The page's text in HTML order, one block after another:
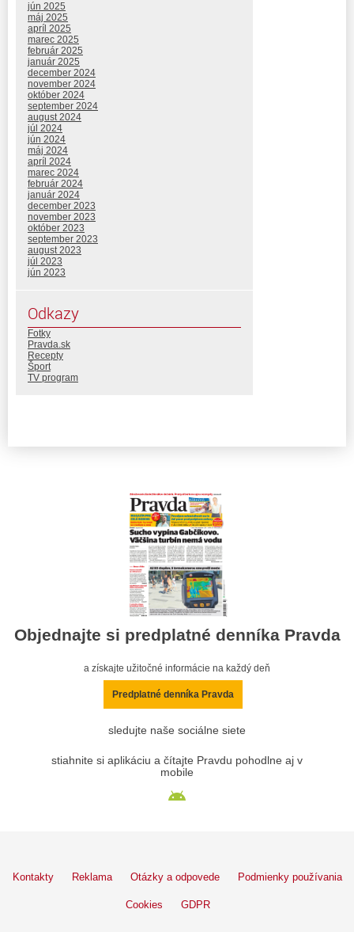
jún 2025
máj 2025
apríl 2025
marec 2025
február 2025
január 2025
december 2024
november 2024
október 2024
september 2024
august 2024
júl 2024
jún 2024
máj 2024
apríl 2024
marec 2024
február 2024
január 2024
december 2023
november 2023
október 2023
september 2023
august 2023
júl 2023
jún 2023
Odkazy
Fotky
Pravda.sk
Recepty
Šport
TV program
Objednajte si predplatné denníka Pravda
a získajte užitočné informácie na každý deň
Predplatné denníka Pravda
sledujte naše sociálne siete
stiahnite si aplikáciu a čítajte Pravdu pohodlne aj v
mobile
Kontakty Reklama Otázky a odpovede Podmienky používania
Cookies GDPR